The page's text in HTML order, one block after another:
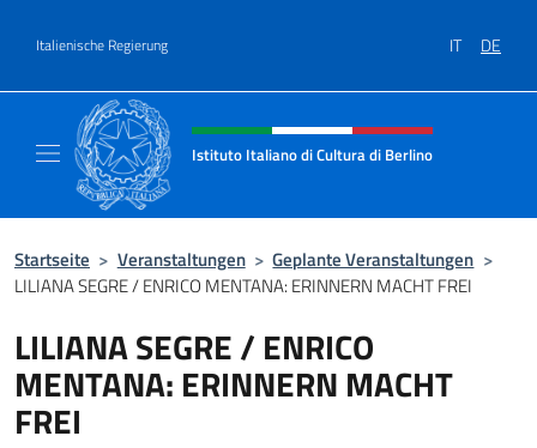
Italienische Regierung IT DE
Header-Site, Social und Menü
Istituto Italiano di Cultura di Berlino
Startseite > Veranstaltungen > Geplante Veranstaltungen >
LILIANA SEGRE / ENRICO MENTANA: ERINNERN MACHT FREI
LILIANA SEGRE / ENRICO
MENTANA: ERINNERN MACHT
FREI